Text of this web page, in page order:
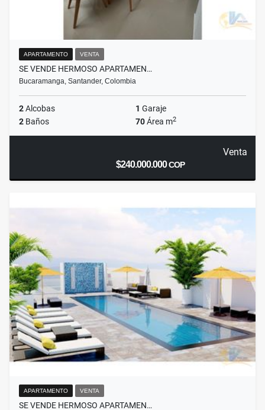
APARTAMENTO VENTA
SE VENDE HERMOSO APARTAMEN…
Bucaramanga, Santander, Colombia
2Alcobas 1 Garaje
2 Baños 70Área m2
Venta
$240.000.000COP
APARTAMENTO VENTA
SE VENDE HERMOSO APARTAMEN…